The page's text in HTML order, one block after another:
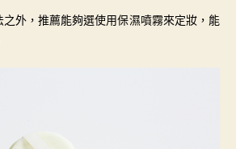
外，推薦能夠選使用保濕噴霧來定妝，能